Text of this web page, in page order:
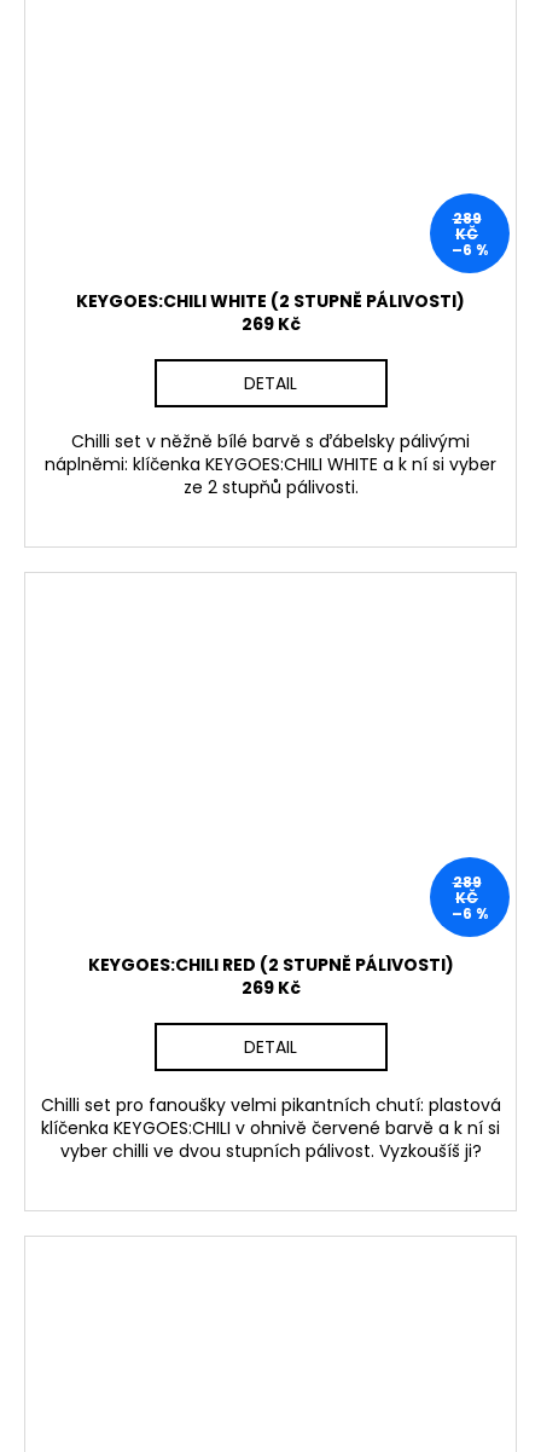
289
KČ
–6 %
KEYGOES:CHILI WHITE (2 STUPNĚ PÁLIVOSTI)
269 Kč
DETAIL
Chilli set v něžně bílé barvě s ďábelsky pálivými
náplněmi: klíčenka KEYGOES:CHILI WHITE a k ní si vyber
ze 2 stupňů pálivosti.
289
KČ
–6 %
KEYGOES:CHILI RED (2 STUPNĚ PÁLIVOSTI)
269 Kč
DETAIL
Chilli set pro fanoušky velmi pikantních chutí: plastová
klíčenka KEYGOES:CHILI v ohnivě červené barvě a k ní si
vyber chilli ve dvou stupních pálivost. Vyzkoušíš ji?